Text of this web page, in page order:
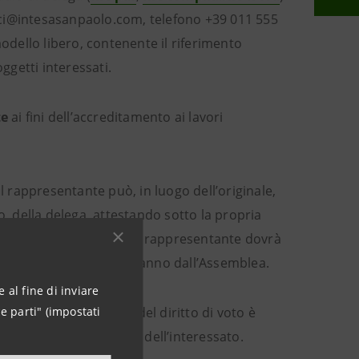
al fine di inviare
parti" (impostati
telefono +39 011 555
libero, contenente il riferimento
interessati.
ai fini dell’accreditamento ai lavori
rappresentante può, in luogo dell’originale,
della delega, attestando sotto la propria
In tal caso il rappresentante dovrà
di voto per un anno dall’Assemblea.
e all’esercizio del diritto di voto è
su richiesta dell’interessato.